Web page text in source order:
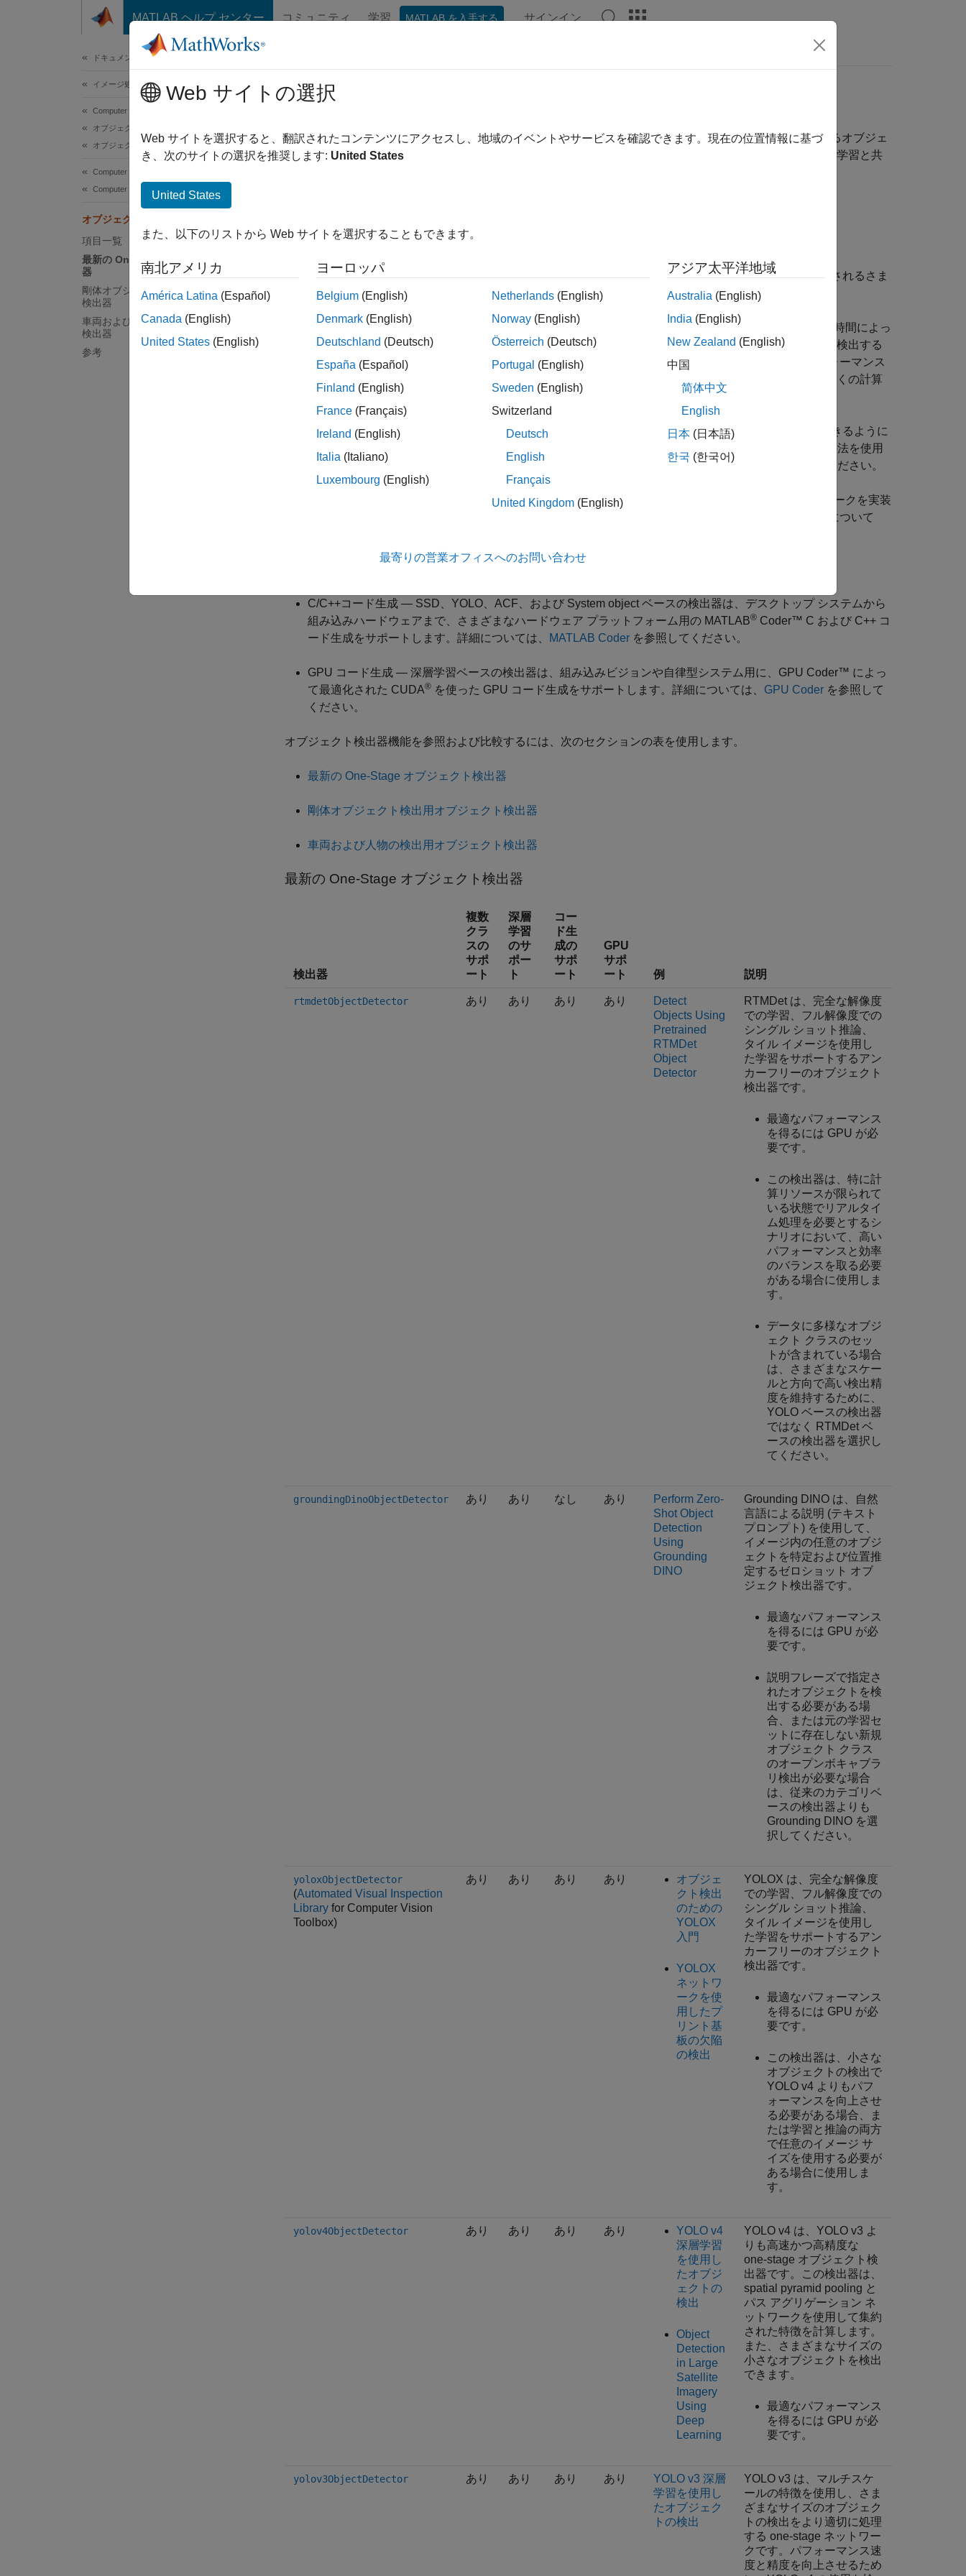
コンテンツへスキップ
MATLAB ヘルプ センター コミュニティ 学習 MATLAB を入手する サインイン
ドキュメンテーションのホーム
イメージ処理とコンピューター ビジョン
Computer Vision Toolbox
オブジェクトの検出とセグメント化
オブジェクトの検出
Computer Vision Toolbox
Computer Vision Toolbox 入門
オブジェクト検出器の選択
項目一覧
最新の One-Stage オブジェクト検出
器
剛体オブジェクト検出用オブジェクト
検出器
車両および人物の検出用オブジェクト
検出器
参考
オブジェクト検出器の選択
Computer Vision Toolbox™ では、イメージやビデオ内のオブジェクトを検出および分類するために使用するオブジェ
クト検出器を提供しています。オブジェクト検出器関数を使用して検出器に学習させ、機械学習および深層学習と共
アプリケーションとパフォーマンス
単一クラスと複数クラス — 複数のクラスには、イメージまたはビデオの複数の場所とスケールで使用されるさま
ざまな分類器のバリエーションが必要です。
ランタイム パフォーマンス — 検出器のパフォーマンスは、イメージ内のオブジェクトの検出にかかる時間によっ
て異なります。単一のクラス用に学習させた検出器、または姿勢と形状が類似しているオブジェクトを検出する
ように学習させた検出器は、複数のオブジェクトで学習させた深層学習検出器よりもランタイム パフォーマンス
が高くなります。さらに重要なことに、深層学習は、機械学習や特徴ベースの検出アプローチよりも多くの計算
を必要とするため、時間がかかります。
機械学習 — 機械学習では、既知の入力データと出力データでモデルに学習させて将来の出力を予測できるように
の 2 種類の手法を使用
します。詳細については、
MATLAB の機械学習 (Statistics and Machine Learning Toolbox) を参照してください。
深層学習 — アルゴリズム、事前学習済みのモデル、およびアプリを使用して深層ニューラル ネットワークを実装
します。畳み込みニューラル ネットワークを使用して、イメージの分類と回帰を実行できます。詳細について
C/C++コード生成 — SSD、YOLO、ACF、および System object ベースの検出器は、デスクトップ システムから
組み込みハードウェアまで、さまざまなハードウェア プラットフォーム用の MATLAB® Coder™ C および C++ コ
ード生成をサポートします。詳細については、
MATLAB Coder を参照してください。
GPU コード生成 — 深層学習ベースの検出器は、組み込みビジョンや自律型システム用に、GPU Coder™ によっ
て最適化された CUDA® を使った GPU コード生成をサポートします。詳細については、 GPU Coder を参照して
ください。
オブジェクト検出器機能を参照および比較するには、次のセクションの表を使用します。
最新の One-Stage オブジェクト検出器
剛体オブジェクト検出用オブジェクト検出器
車両および人物の検出用オブジェクト検出器
最新の One-Stage オブジェクト検出器
検出器
複数
クラ
スの
サポ
ート
深層
学習
のサ
ポー
ト
コー
ド生
成の
サポ
ート
GPU
サポ
ート
例 説明
rtmdetObjectDetector あり あり あり あり
Detect
Objects Using
Pretrained
RTMDet
Object
Detector
RTMDet は、完全な解像度
での学習、フル解像度での
シングル ショット推論、
タイル イメージを使用し
た学習をサポートするアン
カーフリーのオブジェクト
検出器です。
最適なパフォーマンス
を得るには GPU が必
要です。
この検出器は、特に計
算リソースが限られて
いる状態でリアルタイ
ム処理を必要とするシ
ナリオにおいて、高い
パフォーマンスと効率
のバランスを取る必要
がある場合に使用しま
す。
データに多様なオブジ
ェクト クラスのセッ
トが含まれている場合
は、さまざまなスケー
ルと方向で高い検出精
度を維持するために、
YOLO ベースの検出器
ではなく RTMDet ベ
ースの検出器を選択し
てください。
groundingDinoObjectDetector あり あり なし あり
Perform Zero-
Shot Object
Detection
Using
Grounding
DINO
Grounding DINO は、自然
言語による説明 (テキスト
プロンプト) を使用して、
イメージ内の任意のオブジ
ェクトを特定および位置推
定するゼロショット オブ
ジェクト検出器です。
最適なパフォーマンス
を得るには GPU が必
要です。
説明フレーズで指定さ
れたオブジェクトを検
出する必要がある場
合、または元の学習セ
ットに存在しない新規
オブジェクト クラス
のオープンボキャブラ
リ検出が必要な場合
は、従来のカテゴリベ
ースの検出器よりも
Grounding DINO を選
択してください。
yoloxObjectDetector
(Automated Visual Inspection
Library for Computer Vision
Toolbox)
あり あり あり あり
オブジェ
クト検出
のための
YOLOX
入門
YOLOX
ネットワ
ークを使
用したプ
リント基
板の欠陥
の検出
YOLOX は、完全な解像度
での学習、フル解像度での
シングル ショット推論、
タイル イメージを使用し
た学習をサポートするアン
カーフリーのオブジェクト
検出器です。
最適なパフォーマンス
を得るには GPU が必
要です。
この検出器は、小さな
オブジェクトの検出で
YOLO v4 よりもパフ
ォーマンスを向上させ
る必要がある場合、ま
たは学習と推論の両方
で任意のイメージ サ
イズを使用する必要が
ある場合に使用しま
す。
yolov4ObjectDetector あり あり あり あり
YOLO v4
深層学習
を使用し
たオブジ
ェクトの
検出
Object
Detection
in Large
Satellite
Imagery
Using
Deep
Learning
YOLO v4 は、YOLO v3 よ
りも高速かつ高精度な
one-stage オブジェクト検
出器です。この検出器は、
spatial pyramid pooling と
パス アグリゲーション ネ
ットワークを使用して集約
された特徴を計算します。
また、さまざまなサイズの
小さなオブジェクトを検出
できます。
最適なパフォーマンス
を得るには GPU が必
要です。
yolov3ObjectDetector あり あり あり あり
YOLO v3 深層
学習を使用し
たオブジェク
トの検出
YOLO v3 は、マルチスケ
ールの特徴を使用し、さま
ざまなサイズのオブジェク
トの検出をより適切に処理
する one-stage ネットワー
クです。パフォーマンス速
度と精度を向上させるため
Web サイトの選択
Web サイトを選択すると、翻訳されたコンテンツにアクセスし、地域のイベントやサービスを確認できます。現在の位置情報に基づ
き、次のサイトの選択を推奨します: United States
United States
また、以下のリストから Web サイトを選択することもできます。
南北アメリカ
América Latina (Español)
Canada (English)
United States (English)
ヨーロッパ
Belgium (English)
Denmark (English)
Deutschland (Deutsch)
España (Español)
Finland (English)
France (Français)
Ireland (English)
Italia (Italiano)
Luxembourg (English)
Netherlands (English)
Norway (English)
Österreich (Deutsch)
Portugal (English)
Sweden (English)
Switzerland
Deutsch
English
Français
United Kingdom (English)
アジア太平洋地域
Australia (English)
India (English)
New Zealand (English)
中国
简体中文
English
日本 (日本語)
한국 (한국어)
最寄りの営業オフィスへのお問い合わせ